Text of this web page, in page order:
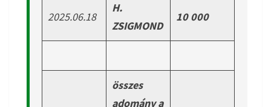
2025.06.18
H.
ZSIGMOND
10 000
összes
adomány a